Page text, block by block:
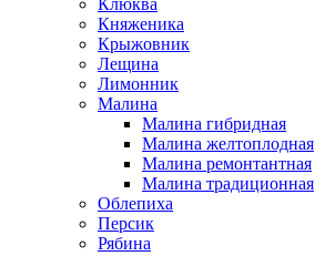
Клюква
Княженика
Крыжовник
Лещина
Лимонник
Малина
Малина гибридная
Малина желтоплодная
Малина ремонтантная
Малина традиционная
Облепиха
Персик
Рябина